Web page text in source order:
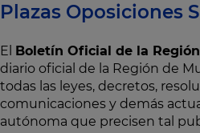
Plazas Oposiciones
El Boletín Oficial de la
diario oficial de la Región de
todas las leyes, decretos,
comunicaciones y demás
autónoma que precisen tal